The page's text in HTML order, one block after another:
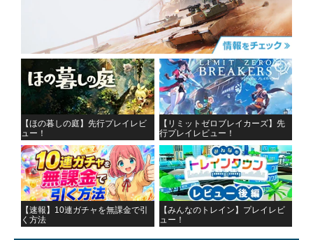
【ほの暮しの庭】先行プレイレビ
ュー！
【リミットゼロブレイカーズ】先
行プレイレビュー！
【速報】10連ガチャを無課金で引
く方法
【みんなのトレイン】プレイレビ
ュー！